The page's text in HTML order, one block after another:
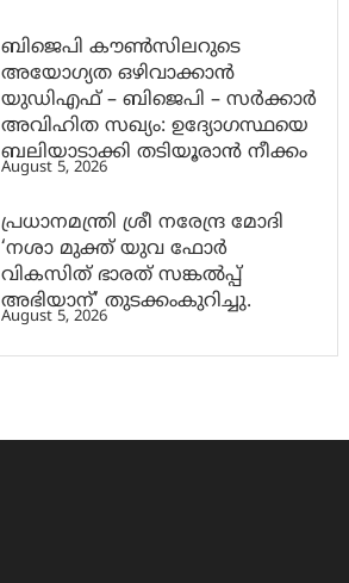
ബിജെപി കൗൺസിലറുടെ
അയോഗ്യത ഒഴിവാക്കാൻ
യുഡിഎഫ് – ബിജെപി – സർക്കാർ
അവിഹിത സഖ്യം: ഉദ്യോഗസ്ഥയെ
ബലിയാടാക്കി തടിയൂരാൻ നീക്കം
August 5, 2026
പ്രധാനമന്ത്രി ശ്രീ നരേന്ദ്ര മോദി
‘നശാ മുക്ത് യുവ ഫോർ
വികസിത് ഭാരത് സങ്കൽപ്പ്
അഭിയാന്’ തുടക്കംകുറിച്ചു.
August 5, 2026